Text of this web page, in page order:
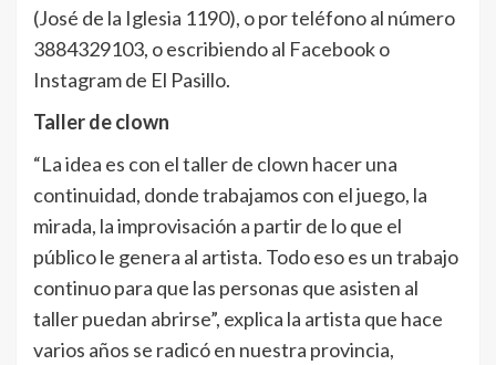
(José de la Iglesia 1190), o por teléfono al número
3884329103, o escribiendo al Facebook o
Instagram de El Pasillo.
Taller de clown
“La idea es con el taller de clown hacer una
continuidad, donde trabajamos con el juego, la
mirada, la improvisación a partir de lo que el
público le genera al artista. Todo eso es un trabajo
continuo para que las personas que asisten al
taller puedan abrirse”, explica la artista que hace
varios años se radicó en nuestra provincia,